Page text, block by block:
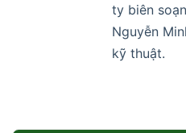
ty biên
Nguyễn
kỹ thuật.